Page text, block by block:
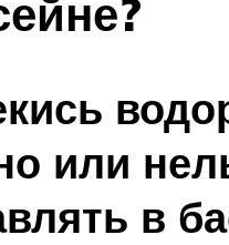
или
в